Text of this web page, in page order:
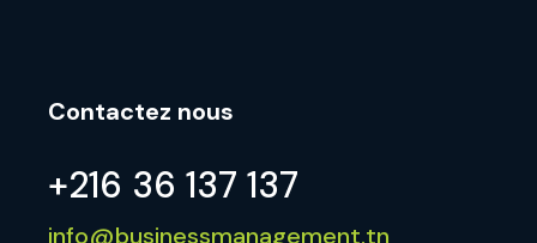
Contactez nous
+216 36 137 137
info@businessmanagement.tn